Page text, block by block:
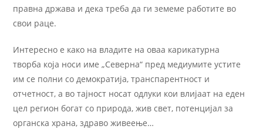
правна држава и дека треба да ги земеме работите во
свои раце.
Интересно е како на владите на оваа карикатурна
творба која носи име „Северна“ пред медиумите устите
им се полни со демократија, транспарентност и
отчетност, а во тајност носат одлуки кои влијаат на еден
цел регион богат со природа, жив свет, потенцијал за
органска храна, здраво живеење…